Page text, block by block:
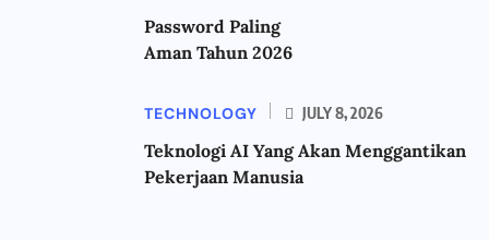
Password Paling
Aman Tahun 2026
TECHNOLOGY JULY 8, 2026
Teknologi AI Yang Akan Menggantikan
Pekerjaan Manusia